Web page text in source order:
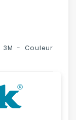
3M - Couleur